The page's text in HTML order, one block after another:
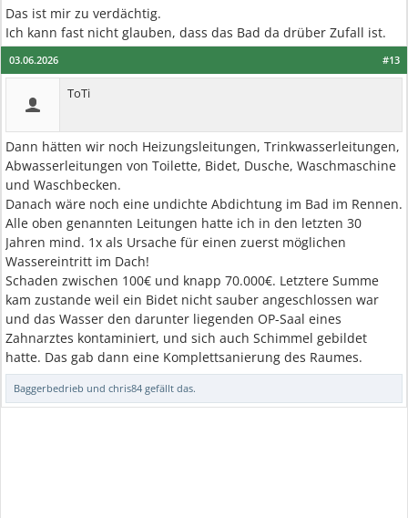
Das ist mir zu verdächtig.
Ich kann fast nicht glauben, dass das Bad da drüber Zufall ist.
#13
03.06.2026
ToTi
Dann hätten wir noch Heizungsleitungen, Trinkwasserleitungen,
Abwasserleitungen von Toilette, Bidet, Dusche, Waschmaschine
und Waschbecken.
Danach wäre noch eine undichte Abdichtung im Bad im Rennen.
Alle oben genannten Leitungen hatte ich in den letzten 30
Jahren mind. 1x als Ursache für einen zuerst möglichen
Wassereintritt im Dach!
Schaden zwischen 100€ und knapp 70.000€. Letztere Summe
kam zustande weil ein Bidet nicht sauber angeschlossen war
und das Wasser den darunter liegenden OP-Saal eines
Zahnarztes kontaminiert, und sich auch Schimmel gebildet
hatte. Das gab dann eine Komplettsanierung des Raumes.
Baggerbedrieb und chris84 gefällt das.